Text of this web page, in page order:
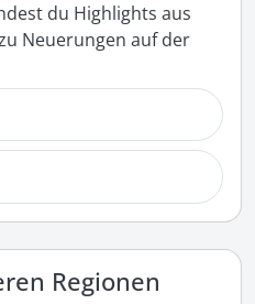
du Highlights aus
Neuerungen auf der
Regionen